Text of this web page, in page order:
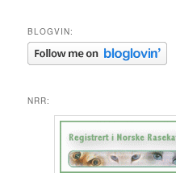
BLOGVIN:
NRR: